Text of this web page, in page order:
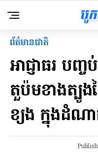
ព័ត៌មានជាតិ
អាជ្ញាធរ បញ្
តួប៉មខាងត្បូង
ខ្យង ក្នុងដំ